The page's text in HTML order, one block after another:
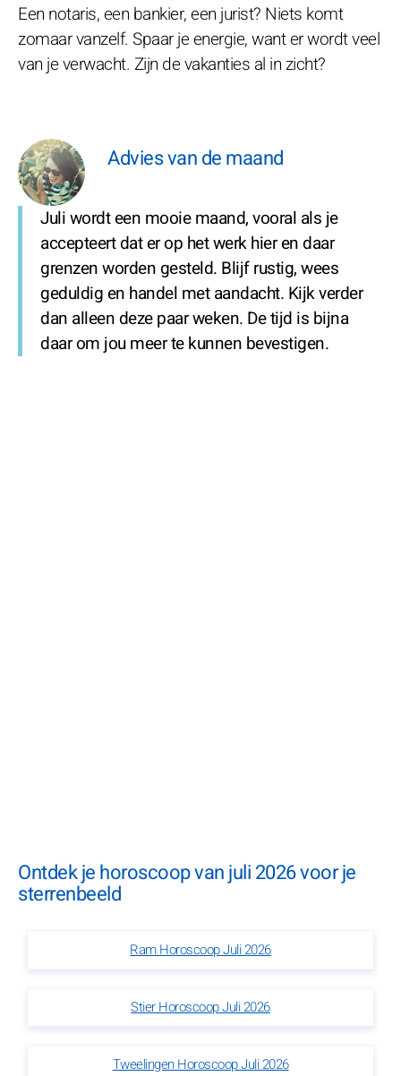
Een notaris, een bankier, een jurist? Niets komt
zomaar vanzelf. Spaar je energie, want er wordt veel
van je verwacht. Zijn de vakanties al in zicht?
Advies van de maand
Juli wordt een mooie maand, vooral als je
accepteert dat er op het werk hier en daar
grenzen worden gesteld. Blijf rustig, wees
geduldig en handel met aandacht. Kijk verder
dan alleen deze paar weken. De tijd is bijna
daar om jou meer te kunnen bevestigen.
Ontdek je horoscoop van juli 2026 voor je
sterrenbeeld
Ram Horoscoop Juli 2026
Stier Horoscoop Juli 2026
Tweelingen Horoscoop Juli 2026